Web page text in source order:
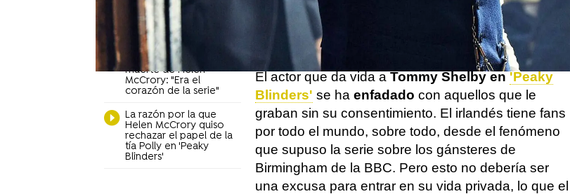
ha cambiado el final
de la temporada 6
Sophie Rundle, Ada
Thorne en 'Peaky
Blinders', sobre la
muerte de Helen
McCrory: "Era el
corazón de la serie"
La razón por la que
Helen McCrory quiso
rechazar el papel de la
tía Polly en 'Peaky
Blinders'
o prefieren mantenerse alejadas de las cámaras
cuando no están trabajando. Y eso mismo
siente Cillian Murphy
El actor que da vida a Tommy Shelby en 'Peaky
Blinders' se ha enfadado con aquellos que le
graban sin su consentimiento. El irlandés tiene fans
por todo el mundo, sobre todo, desde el fenómeno
que supuso la serie sobre los gánsteres de
Birmingham de la BBC. Pero esto no debería ser
una excusa para entrar en su vida privada, lo que el